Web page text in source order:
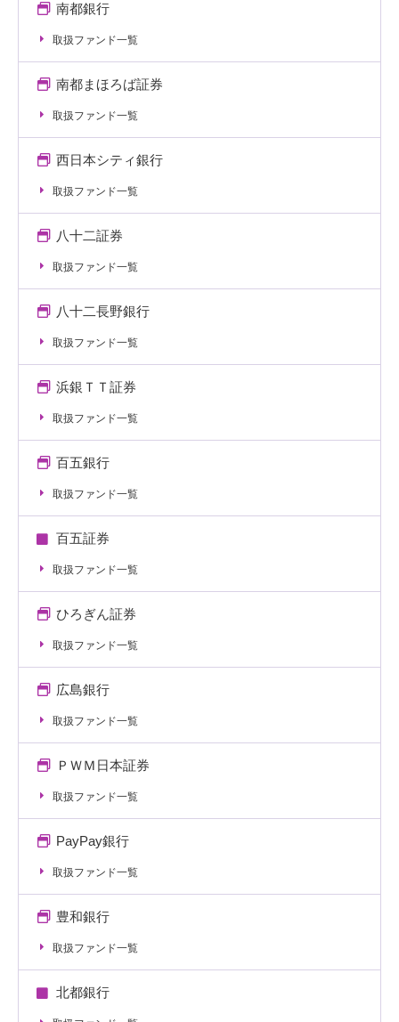
南都銀行
取扱ファンド一覧
南都まほろば証券
取扱ファンド一覧
西日本シティ銀行
取扱ファンド一覧
八十二証券
取扱ファンド一覧
八十二長野銀行
取扱ファンド一覧
浜銀ＴＴ証券
取扱ファンド一覧
百五銀行
取扱ファンド一覧
百五証券
取扱ファンド一覧
ひろぎん証券
取扱ファンド一覧
広島銀行
取扱ファンド一覧
ＰＷＭ日本証券
取扱ファンド一覧
PayPay銀行
取扱ファンド一覧
豊和銀行
取扱ファンド一覧
北都銀行